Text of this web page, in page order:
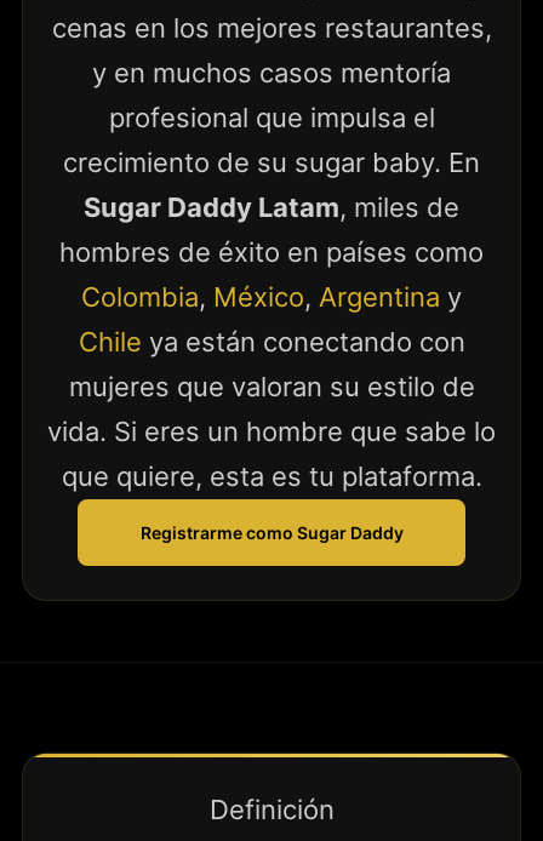
cenas en los mejores restaurantes,
y en muchos casos mentoría
profesional que impulsa el
crecimiento de su sugar baby. En
Sugar Daddy Latam, miles de
hombres de éxito en países como
Colombia, México, Argentina y
Chile ya están conectando con
mujeres que valoran su estilo de
vida. Si eres un hombre que sabe lo
que quiere, esta es tu plataforma.
Registrarme como Sugar Daddy
Definición